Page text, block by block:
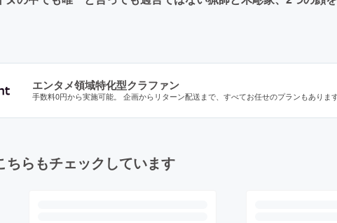
エンタメ領域特化型クラファン
手数料0円から実施可能。 企画からリターン配送まで、すべてお任せのプランもありま
ちらもチェックしています